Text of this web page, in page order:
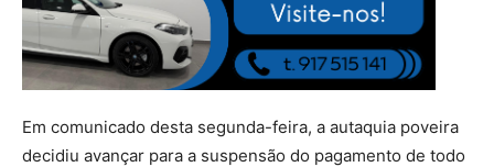
Em comunicado desta segunda-feira, a autaquia poveira
decidiu avançar para a suspensão do pagamento de todo